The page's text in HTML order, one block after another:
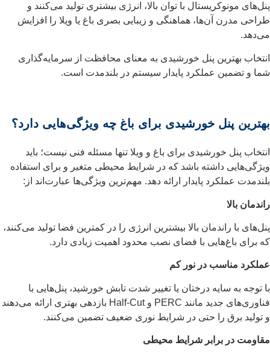
پنل‌های مونوکریستال با توان بالا، انرژی بیشتری تولید می‌کنند و
طراحی مدرن آن‌ها، هماهنگی و زیبایی بصری باغ یا ویلا را افزایش
می‌دهد.
انتخاب بهترین پنل خورشیدی به معنای محافظت از سرمایه‌گذاری
شما و تضمین عملکرد پایدار سیستم در بلندمدت است.
بهترین پنل خورشیدی برای باغ چه ویژگی‌هایی دارد؟
انتخاب پنل خورشیدی برای باغ و ویلا تنها مسئله فنی نیست؛ باید
ویژگی‌هایی داشته باشد که در شرایط محیطی متغیر و برای استفاده
بلندمدت عملکرد پایدار ارائه دهد. مهم‌ترین ویژگی‌ها عبارت‌اند از:
راندمان بالا
پنل‌های با راندمان بالا بیشترین انرژی را در کمترین فضا تولید می‌کنند،
که برای باغ‌هایی با فضای نصب محدود اهمیت زیادی دارد.
عملکرد مناسب در نور کم
با توجه به سایه درختان یا تغییر شدت تابش خورشید، پنل‌هایی با
فناوری‌های جدید مانند PERC و Half-Cut بازدهی بهتری ارائه می‌دهند
و تولید برق را حتی در شرایط نوری ضعیف تضمین می‌کنند.
مقاومت در برابر شرایط محیطی